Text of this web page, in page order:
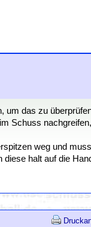
um das zu
Schuss
weg und
diese halt auf die